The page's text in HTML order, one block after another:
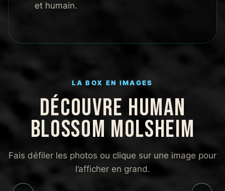
et humain.
LA BOX EN IMAGES
DÉCOUVRE HUMAN
BLOSSOM MOLSHEIM
Fais défiler les photos ou clique sur une image pour
l’afficher en grand.